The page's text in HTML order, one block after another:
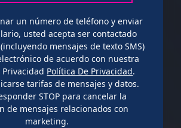
un número de teléfono y enviar
usted acepta ser contactado
mensajes de texto SMS)
de acuerdo con nuestra
Política De Privacidad.
tarifas de mensajes y datos.
STOP para cancelar la
de mensajes relacionados con
marketing.